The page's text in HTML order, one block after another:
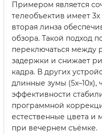
Примером является
телеобъектив имеет
вторая линза
обзора. Такой подход
переключаться между
задержки и снижает
кадра. В других
длинные зумы (5x–10x),
эффективности
программной
естественные цвета и
при вечернем съёмке.